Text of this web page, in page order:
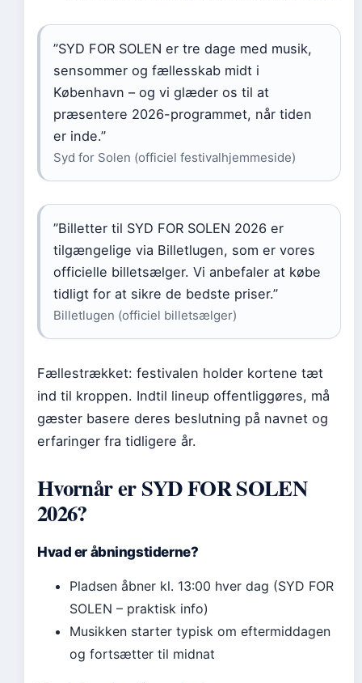
”SYD FOR SOLEN er tre dage med musik,
sensommer og fællesskab midt i
København – og vi glæder os til at
præsentere 2026-programmet, når tiden
er inde.”
Syd for Solen (officiel festivalhjemmeside)
”Billetter til SYD FOR SOLEN 2026 er
tilgængelige via Billetlugen, som er vores
officielle billetsælger. Vi anbefaler at købe
tidligt for at sikre de bedste priser.”
Billetlugen (officiel billetsælger)
Fællestrækket: festivalen holder kortene tæt
ind til kroppen. Indtil lineup offentliggøres, må
gæster basere deres beslutning på navnet og
erfaringer fra tidligere år.
Hvornår er SYD FOR SOLEN
2026?
Hvad er åbningstiderne?
Pladsen åbner kl. 13:00 hver dag (SYD FOR
SOLEN – praktisk info)
Musikken starter typisk om eftermiddagen
og fortsætter til midnat